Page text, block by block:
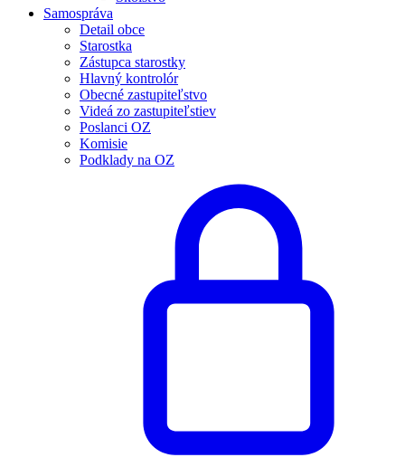
Samospráva
Detail obce
Starostka
Zástupca starostky
Hlavný kontrolór
Obecné zastupiteľstvo
Videá zo zastupiteľstiev
Poslanci OZ
Komisie
Podklady na OZ